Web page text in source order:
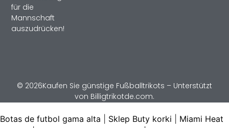
für die
Mannschaft
auszudrücken!
© 2026Kaufen Sie günstige Fußballtrikots – Unterstützt
von Billigtrikotde.com.
Botas de futbol gama alta Sklep Buty korki
Miami Heat